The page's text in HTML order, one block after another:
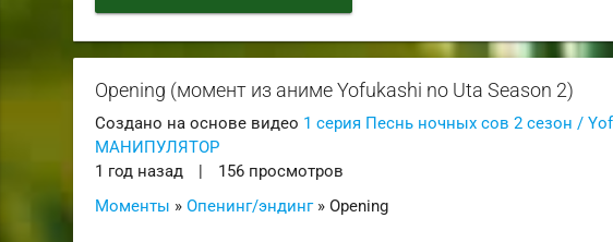
Opening (момент из аниме Yofukashi no Uta Season 2)
Создано на основе видео 1 серия Песнь ночных сов 2 сезон /
МАНИПУЛЯТОР
1 год назад
|
156 просмотров
Моменты »Опенинг/эндинг» Opening